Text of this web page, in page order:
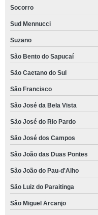
Socorro
Sud Mennucci
Suzano
São Bento do Sapucaí
São Caetano do Sul
São Francisco
São José da Bela Vista
São José do Rio Pardo
São José dos Campos
São João das Duas Pontes
São João do Pau-d'Alho
São Luiz do Paraitinga
São Miguel Arcanjo